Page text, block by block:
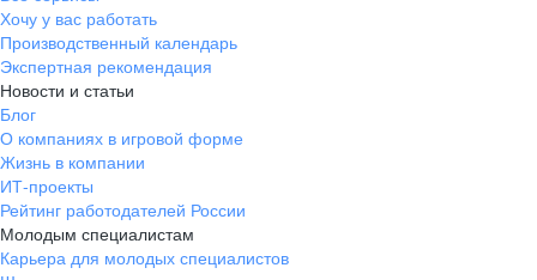
Хочу у вас работать
Производственный календарь
Экспертная рекомендация
Новости и статьи
Блог
О компаниях в игровой форме
Жизнь в компании
ИТ-проекты
Рейтинг работодателей России
Молодым специалистам
Карьера для молодых специалистов